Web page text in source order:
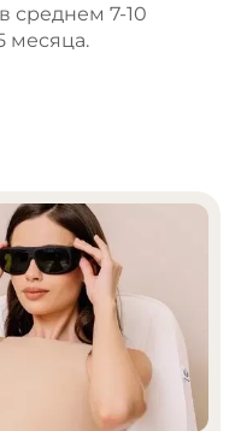
среднем 7-10
месяца.